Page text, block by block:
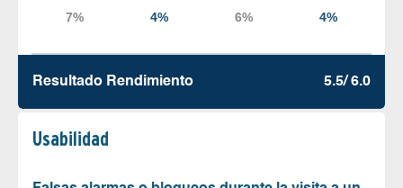
Resultado Rendimiento 5.5/ 6.0
Usabilidad